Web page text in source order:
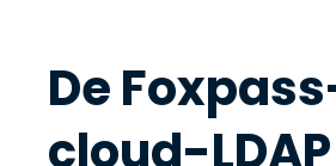
De
cloud-